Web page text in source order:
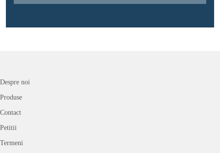
Despre noi
Produse
Contact
Petitii
Termeni